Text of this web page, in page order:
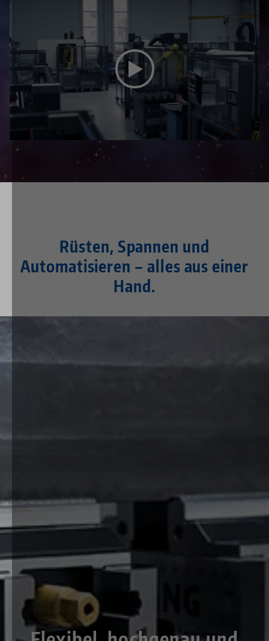
Dieses Video wird durch Youtube bereitgestellt. Um
sich das Video anzusehen, aktivieren Sie in den
Datenschutz-Einstellungen
die Media-Cookies.
Rüsten, Spannen und
Automatisieren – alles aus einer